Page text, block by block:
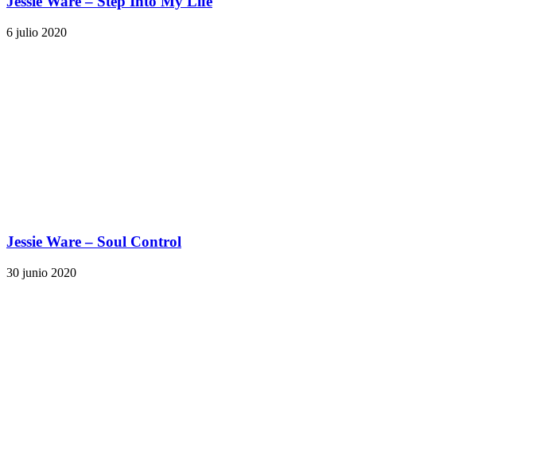
6 julio 2020
Jessie Ware – Soul Control
30 junio 2020